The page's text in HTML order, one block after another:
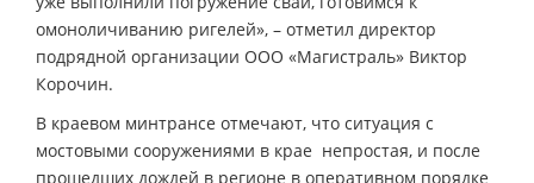
омоноличиванию ригелей», – отметил директор
подрядной организации ООО «Магистраль» Виктор
Корочин.
В краевом минтрансе отмечают, что ситуация с
мостовыми сооружениями в крае непростая, и после
прошедших дождей в регионе в оперативном порядке